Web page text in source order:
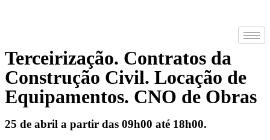
Terceirização. Contratos da
Construção Civil. Locação de
Equipamentos. CNO de Obras
25 de abril a partir das 09h00 até 18h00.